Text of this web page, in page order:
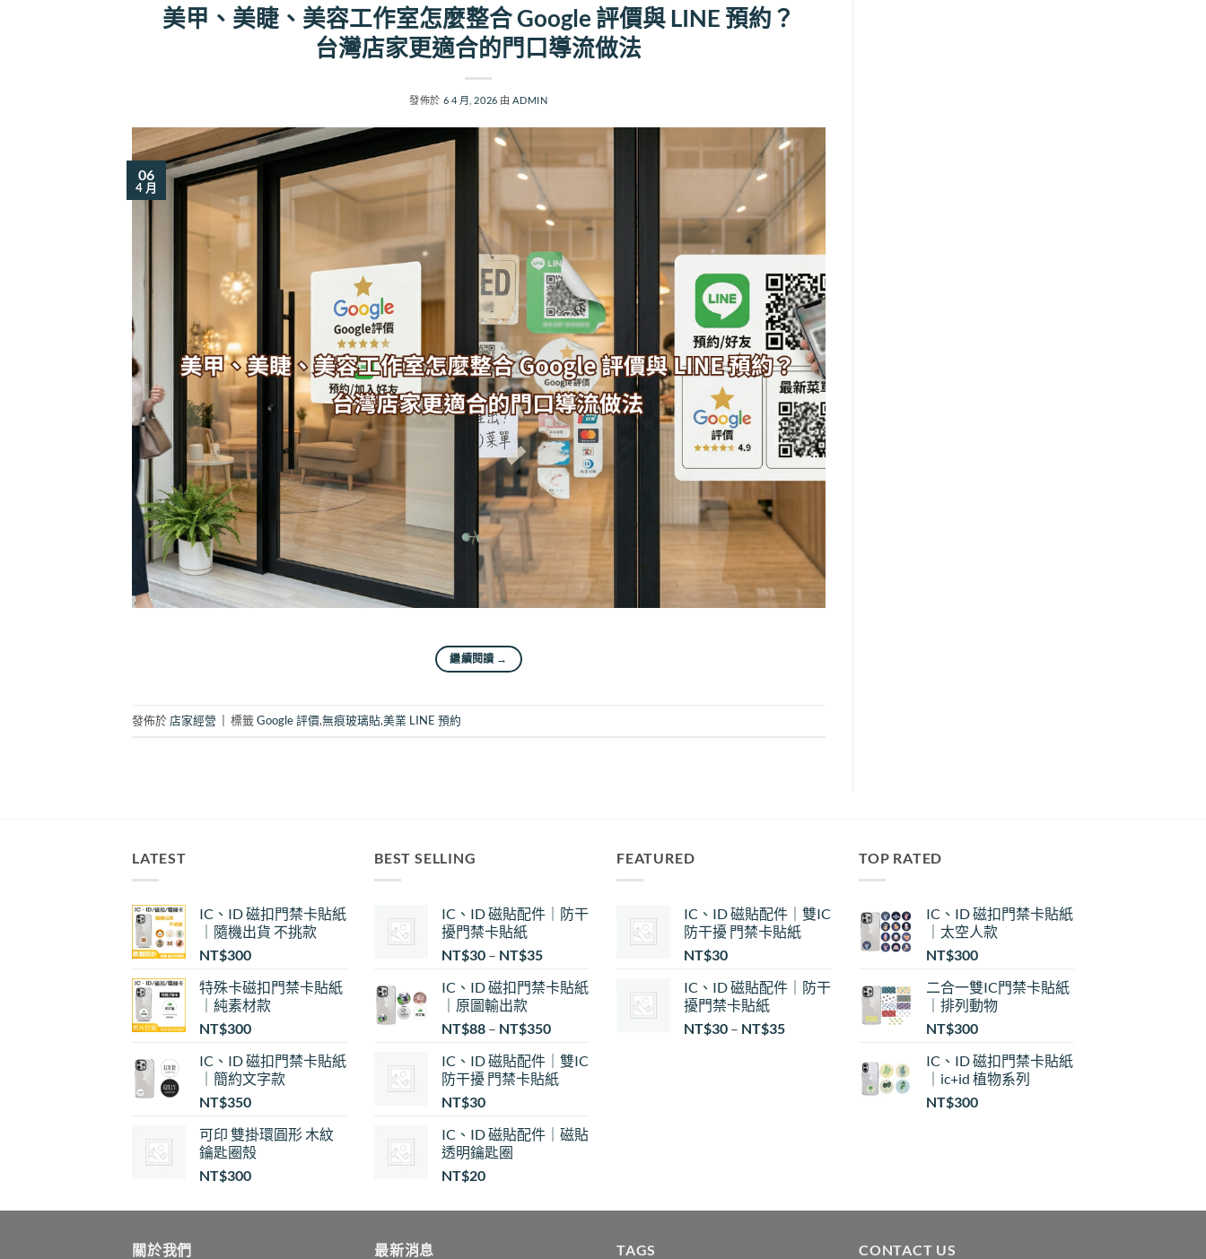
美甲、美睫、美容工作室怎麼整合 Google 評價與 LINE 預約？
台灣店家更適合的門口導流做法
發佈於 6 4 月, 2026 由 ADMIN
06
4 月
繼續閱讀 →
發佈於 店家經營 標籤Google 評價,無痕玻璃貼,美業 LINE 預約
LATEST
IC、ID 磁扣門禁卡貼紙
｜隨機出貨 不挑款
NT$300
特殊卡磁扣門禁卡貼紙
｜純素材款
NT$300
IC、ID 磁扣門禁卡貼紙
｜簡約文字款
NT$350
可印 雙掛環圓形 木紋
鑰匙圈殼
NT$300
BEST SELLING
IC、ID 磁貼配件｜防干
擾門禁卡貼紙
NT$30 – NT$35價
範
NT$30
NT$35
IC、ID 磁扣門禁卡貼紙
｜原圖輸出款
NT$88 – NT$350
IC、ID 磁貼配件｜雙IC
防干擾 門禁卡貼紙
NT$30
IC、ID 磁貼配件｜磁貼
透明鑰匙圈
NT$20
FEATURED
IC、ID 磁貼配件｜雙IC
防干擾 門禁卡貼紙
NT$30
IC、ID 磁貼配件｜防干
擾門禁卡貼紙
NT$30 – NT$35價
TOP RATED
IC、ID 磁扣門禁卡貼紙
｜太空人款
NT$300
二合一雙IC門禁卡貼紙
｜排列動物
NT$300
IC、ID 磁扣門禁卡貼紙
｜ic+id 植物系列
NT$300
關於我們 最新消息 TAGS CONTACT US